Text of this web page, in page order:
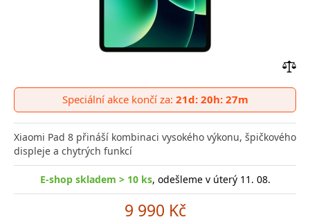
do
Speciální akce končí za: 21d: 20h: 27m
Xiaomi Pad 8 přináší kombinaci vysokého výkonu, špičkového
displeje a chytrých funkcí
E-shop skladem > 10 ks, odešleme v úterý 11. 08.
9 990 Kč